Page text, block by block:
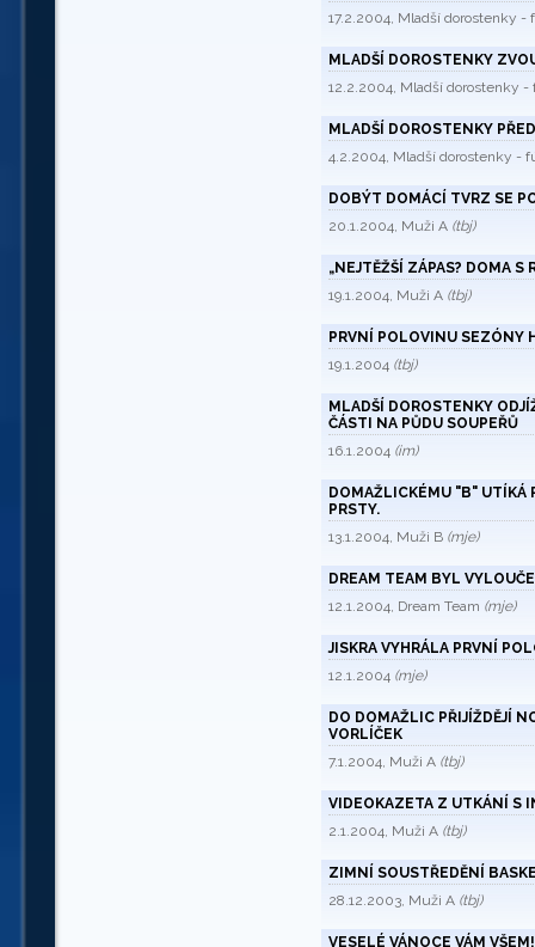
17.2.2004, Mladší dorostenky
MLADŠÍ DOROSTENKY
12.2.2004, Mladší dorostenky
MLADŠÍ DOROSTENKY
4.2.2004, Mladší dorostenky -
DOBÝT DOMÁCÍ TVRZ SE
20.1.2004, Muži A (tbj)
„NEJTĚŽŠÍ ZÁPAS? DOMA S
19.1.2004, Muži A (tbj)
PRVNÍ POLOVINU SEZÓNY
19.1.2004 (tbj)
MLADŠÍ DOROSTENKY
ČÁSTI NA PŮDU SOUPEŘŮ
16.1.2004 (im)
DOMAŽLICKÉMU "B" UTÍKÁ
PRSTY.
13.1.2004, Muži B (mje)
DREAM TEAM BYL
12.1.2004, Dream Team (mje)
JISKRA VYHRÁLA PRVNÍ
12.1.2004 (mje)
DO DOMAŽLIC PŘIJÍŽDĚJÍ
VORLÍČEK
7.1.2004, Muži A (tbj)
VIDEOKAZETA Z UTKÁNÍ S
2.1.2004, Muži A (tbj)
ZIMNÍ SOUSTŘEDĚNÍ
28.12.2003, Muži A (tbj)
VESELÉ VÁNOCE VÁM VŠEM!